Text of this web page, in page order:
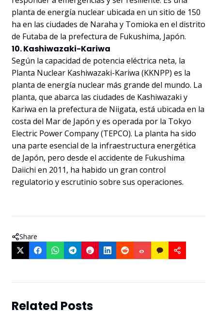
planta de energía nuclear ubicada en un sitio de 150
ha en las ciudades de Naraha y Tomioka en el distrito
de Futaba de la prefectura de Fukushima, Japón.
10. Kashiwazaki-Kariwa
Según la capacidad de potencia eléctrica neta, la
Planta Nuclear Kashiwazaki-Kariwa (KKNPP) es la
planta de energía nuclear más grande del mundo. La
planta, que abarca las ciudades de Kashiwazaki y
Kariwa en la prefectura de Niigata, está ubicada en la
costa del Mar de Japón y es operada por la Tokyo
Electric Power Company (TEPCO). La planta ha sido
una parte esencial de la infraestructura energética
de Japón, pero desde el accidente de Fukushima
Daiichi en 2011, ha habido un gran control
regulatorio y escrutinio sobre sus operaciones.
Share
Related Posts